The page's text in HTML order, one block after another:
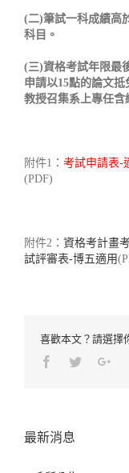
(二)筆試一科成績高
科目。
(三)資格考試年限最
申請以15點的論文
教授召集系上專任含
附件1： 考試申請表-
(PDF)
附件2： 資格考計畫
試評審表-博五適用
喜歡本文？請選擇
Facebook
Twitter
最新消息